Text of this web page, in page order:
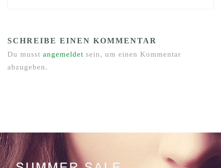
SCHREIBE EINEN KOMMENTAR
Du musst angemeldet sein, um einen Kommentar
abzugeben.